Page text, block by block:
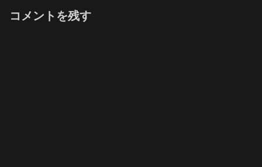
コメントを残す